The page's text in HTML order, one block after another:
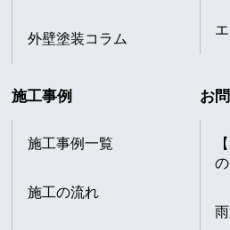
外壁塗装コラム
施工事例
施工事例一覧
施工の流れ
お